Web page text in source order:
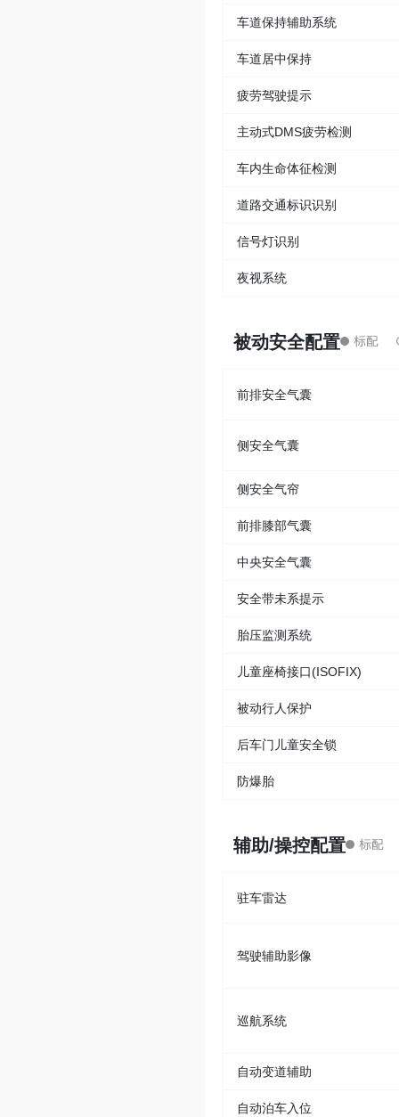
车道保持辅助系统
车道居中保持
疲劳驾驶提示
主动式DMS疲劳检测
车内生命体征检测
道路交通标识识别
信号灯识别
夜视系统
被动安全配置
前排安全气囊
侧安全气囊
侧安全气帘
前排膝部气囊
中央安全气囊
安全带未系提示
胎压监测系统
儿童座椅接口(ISOFIX)
被动行人保护
后车门儿童安全锁
防爆胎
辅助/操控配置
驻车雷达
驾驶辅助影像
巡航系统
自动变道辅助
自动泊车入位